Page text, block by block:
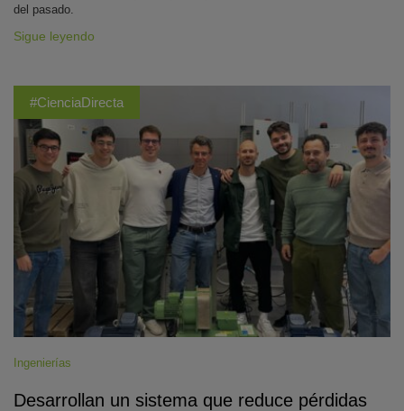
del pasado.
Sigue leyendo
#CienciaDirecta
Ingenierías
Desarrollan un sistema que reduce pérdidas